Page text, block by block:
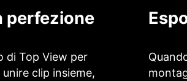
perfezione
di Top View per
clip insieme,